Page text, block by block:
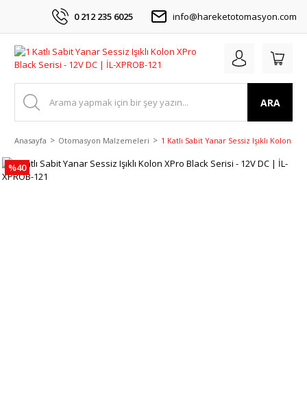
0 212 235 6025 info@hareketotomasyon.com
ARA
Anasayfa Otomasyon Malzemeleri 1 Katlı Sabit Yanar Sessiz Işıklı Kolon
%40